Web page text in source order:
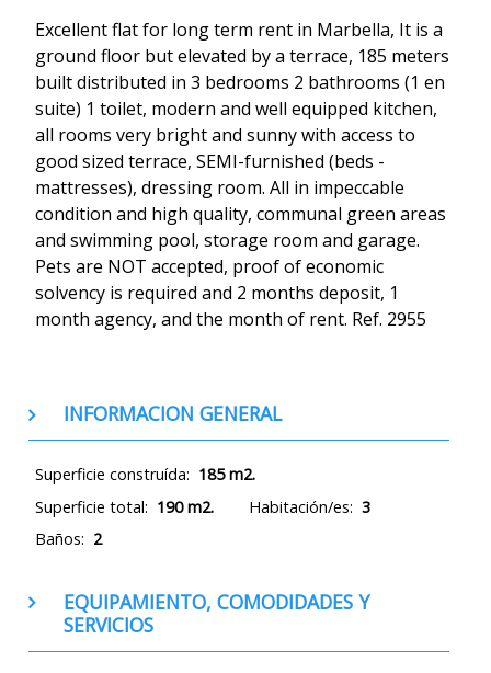
Excellent flat for long term rent in Marbella, It is a
ground floor but elevated by a terrace, 185 meters
built distributed in 3 bedrooms 2 bathrooms (1 en
suite) 1 toilet, modern and well equipped kitchen,
all rooms very bright and sunny with access to
good sized terrace, SEMI-furnished (beds -
mattresses), dressing room. All in impeccable
condition and high quality, communal green areas
and swimming pool, storage room and garage.
Pets are NOT accepted, proof of economic
solvency is required and 2 months deposit, 1
month agency, and the month of rent. Ref. 2955
INFORMACION GENERAL
Superficie construída: 185 m2.
Superficie total: 190 m2. Habitación/es: 3
Baños: 2
EQUIPAMIENTO, COMODIDADES Y
SERVICIOS